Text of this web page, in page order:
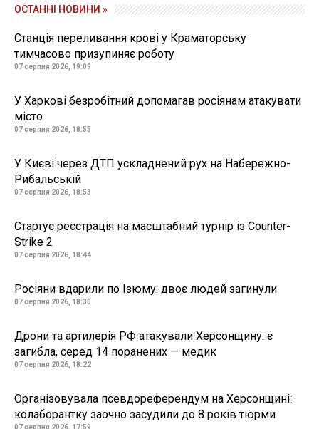
ОСТАННІ НОВИНИ »
Станція переливання крові у Краматорську
тимчасово призупиняє роботу
07 серпня 2026, 19:09
У Харкові безробітний допомагав росіянам атакувати
місто
07 серпня 2026, 18:55
У Києві через ДТП ускладнений рух на Набережно-
Рибальській
07 серпня 2026, 18:53
Стартує реєстрація на масштабний турнір із Counter-
Strike 2
07 серпня 2026, 18:44
Росіяни вдарили по Ізюму: двоє людей загинули
07 серпня 2026, 18:30
Дрони та артилерія РФ атакували Херсонщину: є
загибла, серед 14 поранених — медик
07 серпня 2026, 18:22
Організовувала псевдореферендум на Херсонщині:
колаборантку заочно засудили до 8 років тюрми
07 серпня 2026, 17:59